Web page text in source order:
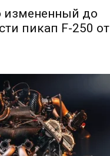
измененный до
пикап F-250 от